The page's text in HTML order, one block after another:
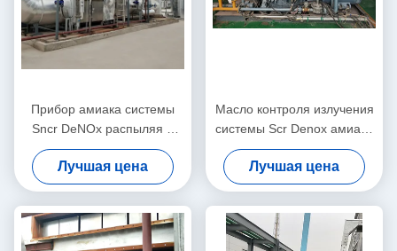
Прибор амиака системы
Sncr DeNOx распыляя и
смешивая для проекта SCR
Denitration
Лучшая цена
Масло контроля излучения
системы Scr Denox амиака
- увольнятьый боилер газа
Лучшая цена